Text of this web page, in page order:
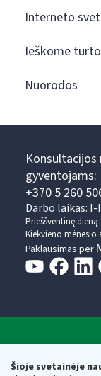
Šioje svetainėje
Interneto
Ieškome
Nuorodos
Konsultacijos
gyventojams:
+370 5 260
Darbo laikas: I-
Prieššventinę
Kiekvieno mėnesio
Paklausimas per
Valstybinė
Respublikos